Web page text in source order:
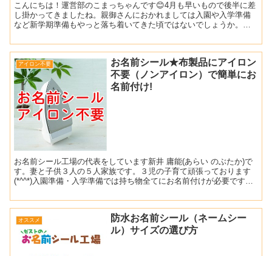
こんにちは！運営部のこまっちゃんです😊4月も早いもので後半に差
し掛かってきましたね。親御さんにおかれましては入園や入学準備
など新学期準備もやっと落ち着いてきた頃ではないでしょうか。今
アイロン不要
お名前シール★布製品にアイロン
不要（ノンアイロン）で簡単にお
名前付け!
お名前シール工場の代表をしています新井 庸能(あらい のぶたか)で
す。妻と子供３人の５人家族です。３児の子育て頑張っております
(*^^*)入園準備・入学準備では持ち物全てにお名前付けが必要です💦
オススメ
防水お名前シール（ネームシー
ル）サイズの選び方